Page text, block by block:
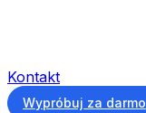
Kontakt
Wypróbuj za darmo